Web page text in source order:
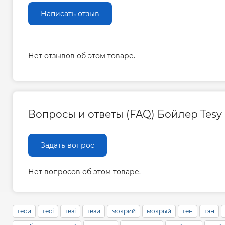
Написать отзыв
Нет отзывов об этом товаре.
Вопросы и ответы (FAQ) Бойлер Tesy
Задать вопрос
Нет вопросов об этом товаре.
теси тесі тезі тези мокрий мокрый тен тэн